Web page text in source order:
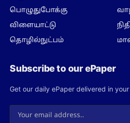
பொழுதுபோக்கு
விளையாட்டு
தொழில்நுட்பம்
Subscribe to our ePaper
Get our daily ePaper delivered in